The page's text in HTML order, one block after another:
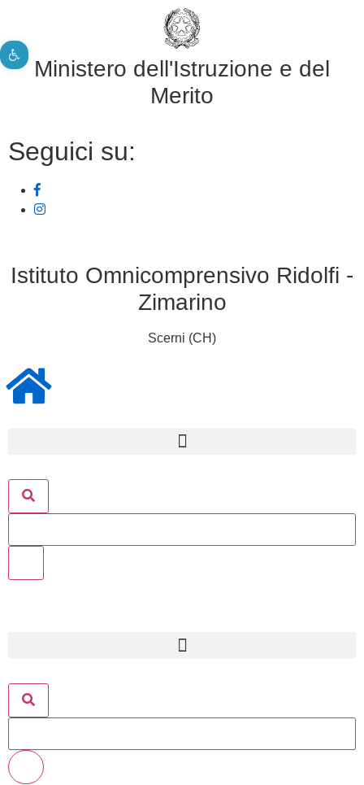
Ministero dell'Istruzione e del
Merito
Seguici su:
Istituto Omnicomprensivo Ridolfi -
Zimarino
Scerni (CH)
Apri la barra degli strumenti